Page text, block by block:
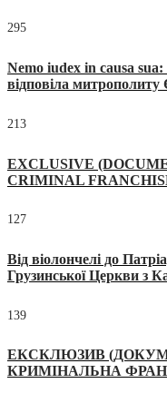
295
Nemo iudex in causa
відповіла митрополиту
213
EXCLUSIVE
CRIMINAL
127
Від віолончелі до
Грузинської Церкви з
139
ЕКСКЛЮЗИВ
КРИМІНАЛЬНА